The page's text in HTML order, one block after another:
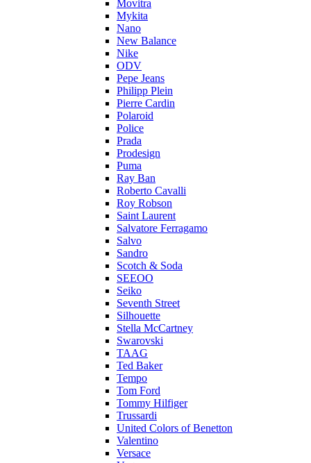
Movitra
Mykita
Nano
New Balance
Nike
ODV
Pepe Jeans
Philipp Plein
Pierre Cardin
Polaroid
Police
Prada
Prodesign
Puma
Ray Ban
Roberto Cavalli
Roy Robson
Saint Laurent
Salvatore Ferragamo
Salvo
Sandro
Scotch & Soda
SEEOO
Seiko
Seventh Street
Silhouette
Stella McCartney
Swarovski
TAAG
Ted Baker
Tempo
Tom Ford
Tommy Hilfiger
Trussardi
United Colors of Benetton
Valentino
Versace